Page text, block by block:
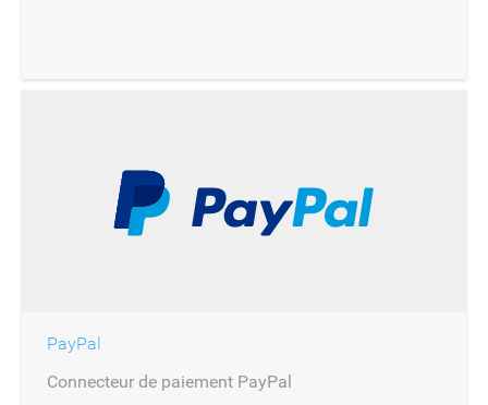
PayPal
Connecteur de paiement PayPal